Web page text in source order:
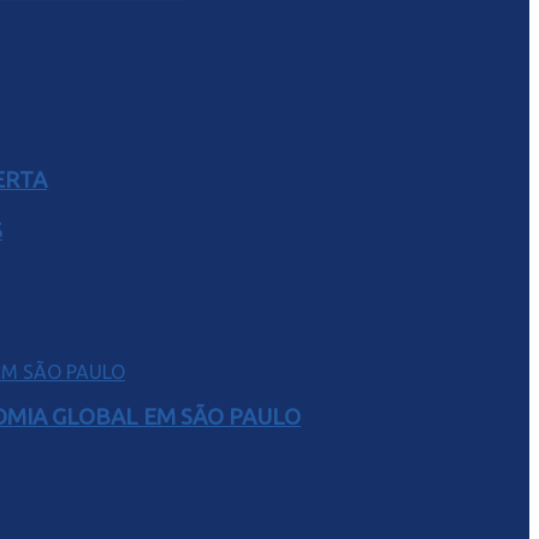
GLOBAL EM SÃO PAULO